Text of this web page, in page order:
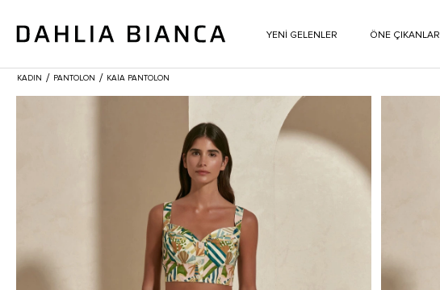
YENİ GELENLER ÖNE ÇIKANLAR
KADIN / PANTOLON / KAIA PANTOLON